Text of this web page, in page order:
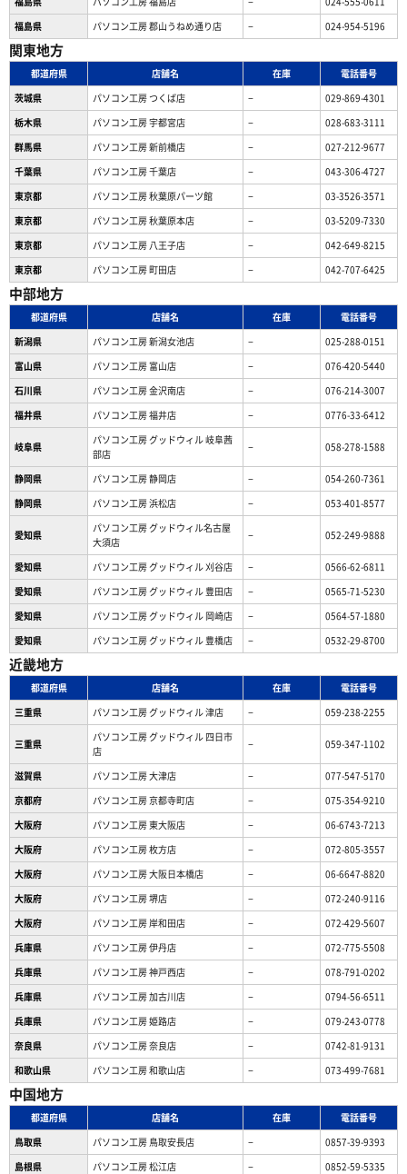
福島県
パソコン工房 郡山うねめ通り店 − 024-954-5196
関東地方
都道府県 店舗名 在庫
電話番号
茨城県
パソコン工房 つくば店 −
029-869-4301
栃木県
パソコン工房 宇都宮店 −
028-683-3111
群馬県
パソコン工房 新前橋店 −
027-212-9677
千葉県
パソコン工房 千葉店 −
043-306-4727
東京都
パソコン工房 秋葉原パーツ館 −
03-3526-3571
東京都
パソコン工房 秋葉原本店 −
03-5209-7330
東京都
パソコン工房 八王子店 −
042-649-8215
東京都
パソコン工房 町田店 − 042-707-6425
中部地方
都道府県 店舗名 在庫
電話番号
新潟県
パソコン工房 新潟女池店 −
025-288-0151
富山県
パソコン工房 富山店 −
076-420-5440
石川県
パソコン工房 金沢南店 −
076-214-3007
福井県
パソコン工房 福井店 − 0776-33-6412
岐阜県
パソコン工房 グッドウィル 岐阜茜
部店
− 058-278-1588
静岡県 パソコン工房 静岡店 −
054-260-7361
静岡県
パソコン工房 浜松店 − 053-401-8577
愛知県
パソコン工房 グッドウィル名古屋
大須店
− 052-249-9888
愛知県 パソコン工房 グッドウィル 刈谷店 −
0566-62-6811
愛知県
パソコン工房 グッドウィル 豊田店 −
0565-71-5230
愛知県
パソコン工房 グッドウィル 岡崎店 −
0564-57-1880
愛知県
パソコン工房 グッドウィル 豊橋店 − 0532-29-8700
近畿地方
都道府県 店舗名 在庫
電話番号
三重県
パソコン工房 グッドウィル 津店 − 059-238-2255
三重県
パソコン工房 グッドウィル 四日市
店
− 059-347-1102
滋賀県 パソコン工房 大津店 −
077-547-5170
京都府
パソコン工房 京都寺町店 −
075-354-9210
大阪府
パソコン工房 東大阪店 −
06-6743-7213
大阪府
パソコン工房 枚方店 −
072-805-3557
大阪府
パソコン工房 大阪日本橋店 −
06-6647-8820
大阪府
パソコン工房 堺店 −
072-240-9116
大阪府
パソコン工房 岸和田店 −
072-429-5607
兵庫県
パソコン工房 伊丹店 −
072-775-5508
兵庫県
パソコン工房 神戸西店 −
078-791-0202
兵庫県
パソコン工房 加古川店 −
0794-56-6511
兵庫県
パソコン工房 姫路店 −
079-243-0778
奈良県
パソコン工房 奈良店 −
0742-81-9131
和歌山県
パソコン工房 和歌山店 − 073-499-7681
中国地方
都道府県 店舗名 在庫
電話番号
鳥取県
パソコン工房 鳥取安長店 −
0857-39-9393
島根県
パソコン工房 松江店 −
0852-59-5335